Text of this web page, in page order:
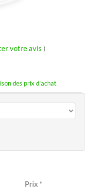
votre avis )
des prix d'achat
Prix*